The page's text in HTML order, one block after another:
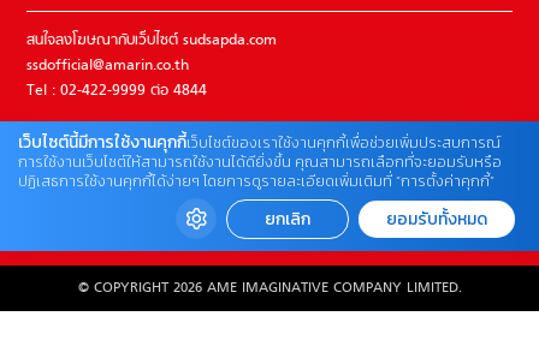
สนใจลงโฆษณากับเว็บไซต์ sudsapda.com
ssdofficial@amarin.co.th
Tel : 02-422-9999 ต่อ 4844
ติดต่อแจ้งปัญหาหรือร้องเรียน
02-422-9999 ต่อ 4180
(จันทร์ – ศุกร์ เวลา 09.00 – 18.00 น)
© COPYRIGHT 2026 AME IMAGINATIVE COMPANY LIMITED.
เว็บไซต์นี้มีการใช้งานคุกกี้เว็บไซต์ของเราใช้งานคุกกี้เพื่อช่วยเพิ่มประสบการณ์
การใช้งานเว็บไซต์ให้สามารถใช้งานได้ดียิ่งขึ้น คุณสามารถเลือกที่จะยอมรับหรือ
ปฏิเสธการใช้งานคุกกี้ได้ง่ายๆ โดยการดูรายละเอียดเพิ่มเติมที่ “การตั้งค่าคุกกี้”
ยกเลิก ยอมรับทั้งหมด